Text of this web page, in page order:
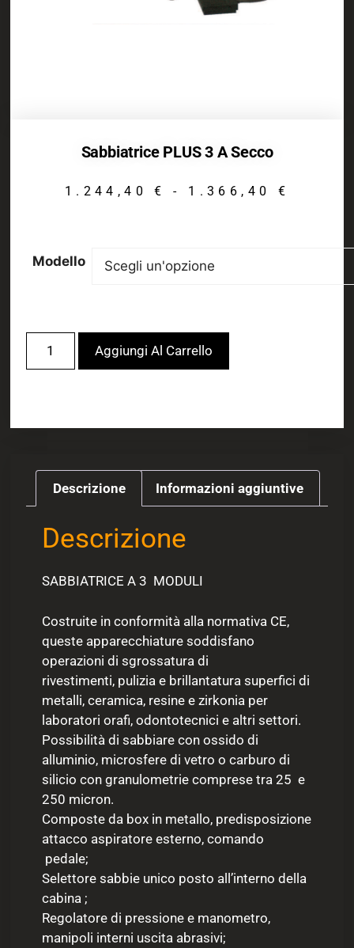
Sabbiatrice PLUS 3 A Secco
1.244,40€ - 1.366,40 €
Modello
Aggiungi Al Carrello
Descrizione Informazioni aggiuntive
Descrizione
SABBIATRICE A 3 MODULI
Costruite in conformità alla normativa CE,
queste apparecchiature soddisfano
operazioni di sgrossatura di
rivestimenti, pulizia e brillantatura superfici di
metalli, ceramica, resine e zirkonia per
laboratori orafi, odontotecnici e altri settori.
Possibilità di sabbiare con ossido di
alluminio, microsfere di vetro o carburo di
silicio con granulometrie comprese tra 25 e
250 micron.
Composte da box in metallo, predisposizione
attacco aspiratore esterno, comando
pedale;
Selettore sabbie unico posto all’interno della
cabina ;
Regolatore di pressione e manometro,
manipoli interni uscita abrasivi;